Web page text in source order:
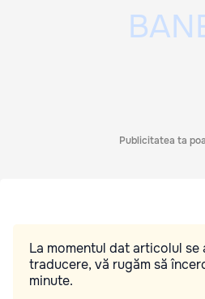
Publicitatea ta
La momentul dat articolul se
traducere, vă rugăm să
minute.